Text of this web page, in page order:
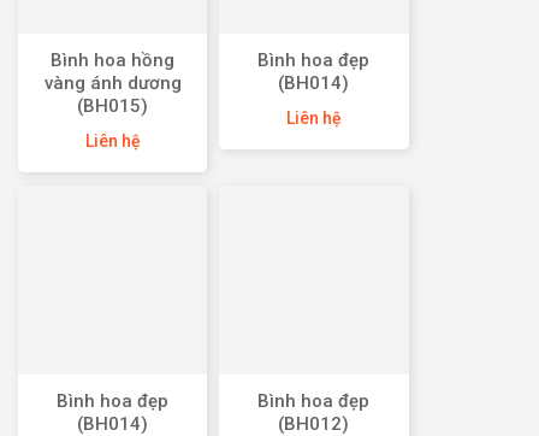
Bình hoa hồng
vàng ánh dương
(BH015)
Liên hệ
Bình hoa đẹp
(BH014)
Liên hệ
Bình hoa đẹp
(BH014)
Bình hoa đẹp
(BH012)